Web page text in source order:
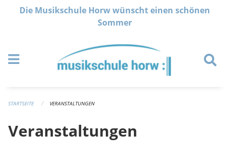
Navigation überspringen
Die Musikschule Horw wünscht einen schönen
Sommer
STARTSEITE VERANSTALTUNGEN
Veranstaltungen